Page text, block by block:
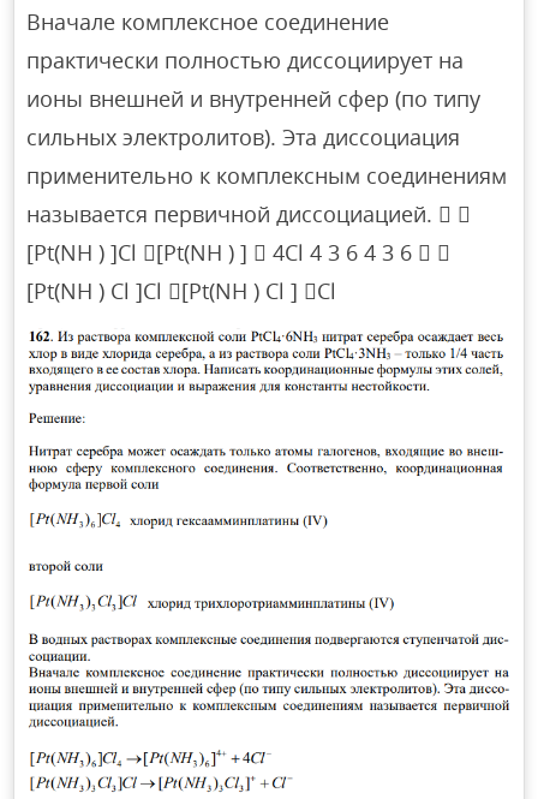
Вначале комплексное соединение
практически полностью диссоциирует на
ионы внешней и внутренней сфер (по типу
сильных электролитов). Эта диссоциация
применительно к комплексным соединениям
называется первичной диссоциацией.  
[Pt(NH ) ]Cl [Pt(NH ) ]  4Cl 4 3 6 4 3 6  
[Pt(NH ) Cl ]Cl [Pt(NH ) Cl ] Cl